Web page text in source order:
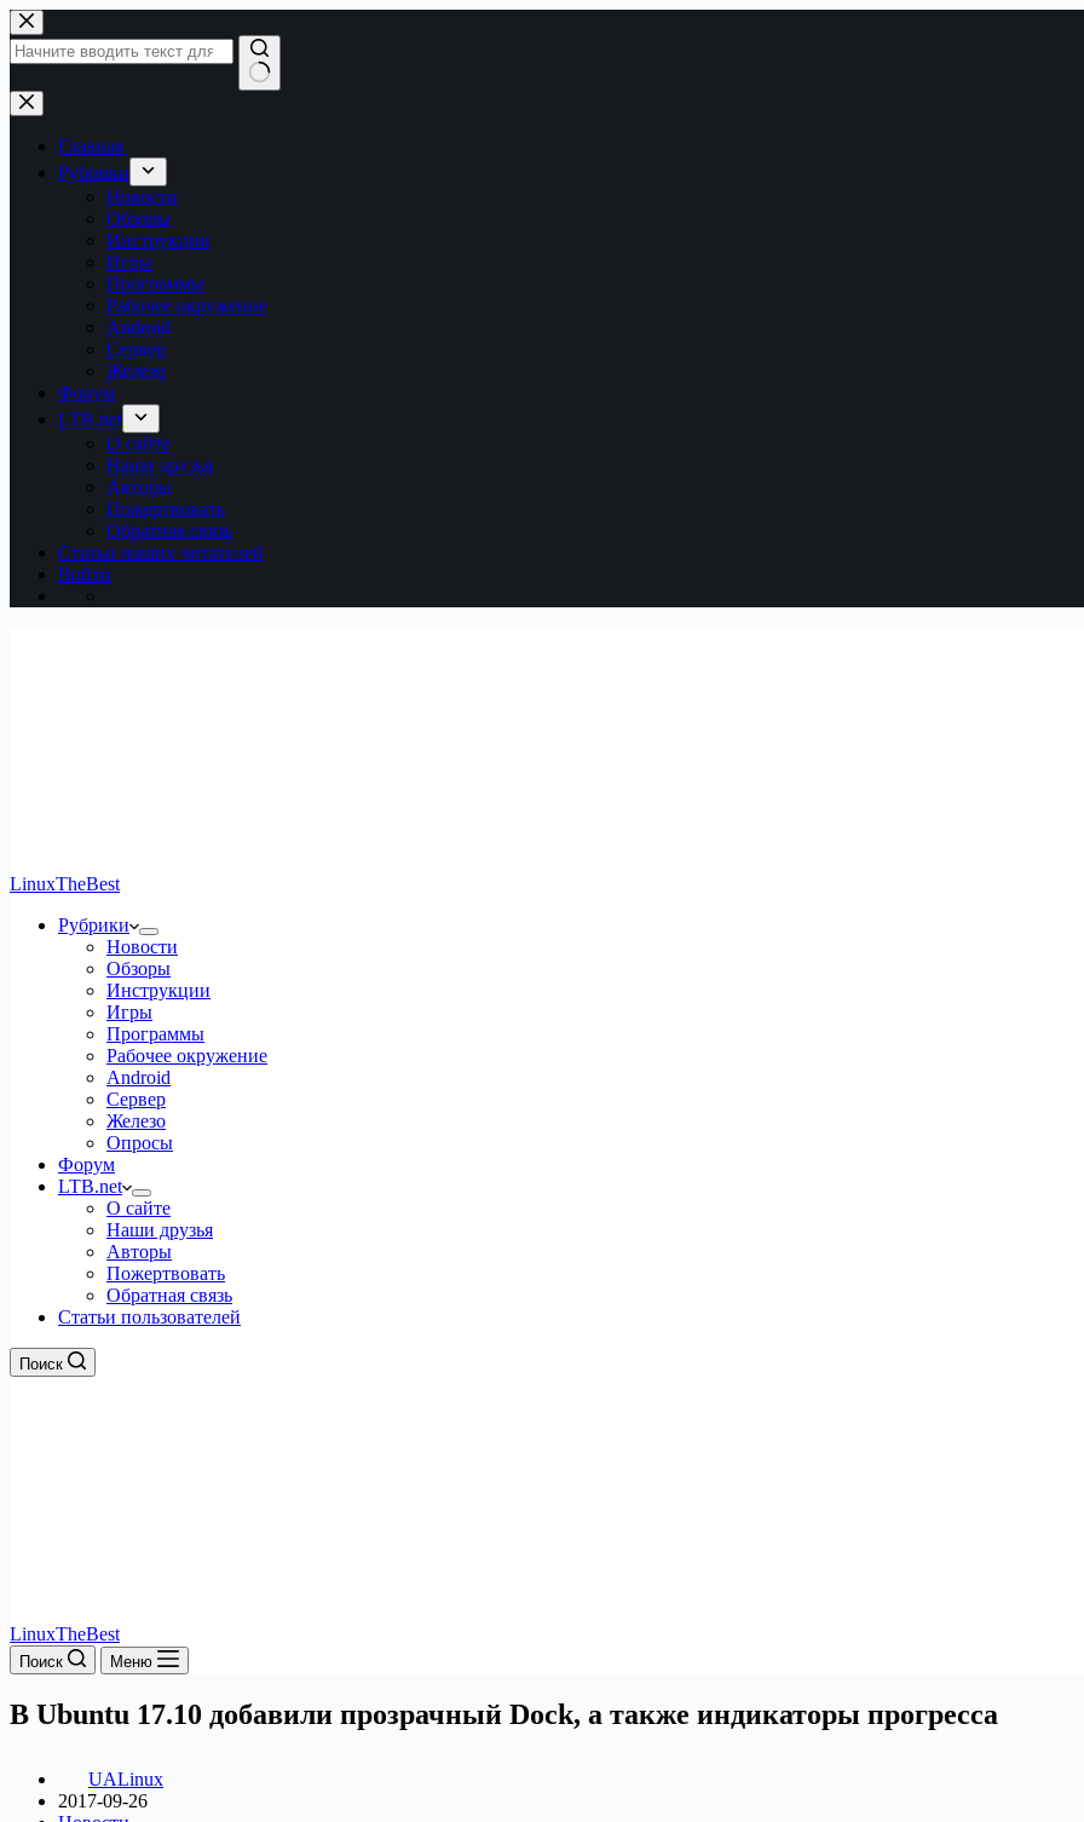
Перейти
к
сути
Ничего
не
найденоГлавная
Рубрики
Новости
Обзоры
Инструкции
Игры
Программы
Рабочее окружение
Android
Сервер
Железо
Форум
LTB.net
О сайте
Наши друзья
Авторы
Пожертвовать
Обратная связь
Статьи наших читателей
Войти
LinuxTheBest
Рубрики
Новости
Обзоры
Инструкции
Игры
Программы
Рабочее окружение
Android
Сервер
Железо
Опросы
Форум
LTB.net
О сайте
Наши друзья
Авторы
Пожертвовать
Обратная связь
Статьи пользователей
Поиск
LinuxTheBest
Поиск Меню
В Ubuntu 17.10 добавили прозрачный Dock, а также индикаторы прогресса
UALinux
2017-09-26